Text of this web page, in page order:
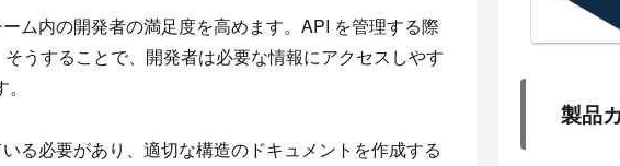
ム内の開発者の満足度を高めます。API を管理する際
うすることで、開発者は必要な情報にアクセスしやす
る必要があり、適切な構造のドキュメントを作成する
製品